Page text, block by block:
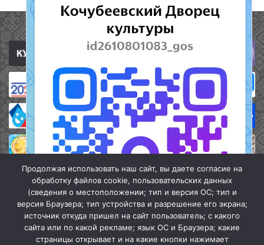
Полезные ссылки
Продолжая использовать наш сайт, вы даете согласие на
обработку файлов cookie, пользовательских данных
(сведения о местоположении; тип и версия ОС; тип и
версия Браузера; тип устройства и разрешение его экрана;
источник откуда пришел на сайт пользователь; с какого
сайта или по какой рекламе; язык ОС и Браузера; какие
страницы открывает и на какие кнопки нажимает